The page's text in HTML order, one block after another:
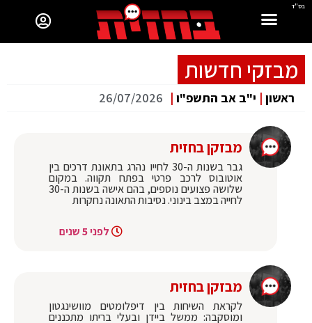
בס"ד
מבזקי חדשות
ראשון | י"ב אב התשפ"ו |
26/07/2026
מבזקן בחזית
‏גבר בשנות ה-30 לחייו נהרג בתאונת דרכים בין
אוטובוס לרכב פרטי בפתח תקווה. במקום
שלושה פצועים נוספים, בהם אישה בשנות ה-30
לחייה במצב בינוני. נסיבות התאונה נחקרות
לפני 5 שנים
מבזקן בחזית
‏לקראת השיחות בין דיפלומטים מוושינגטון
ומוסקבה: ממשל ביידן ובעלי בריתו מתכננים